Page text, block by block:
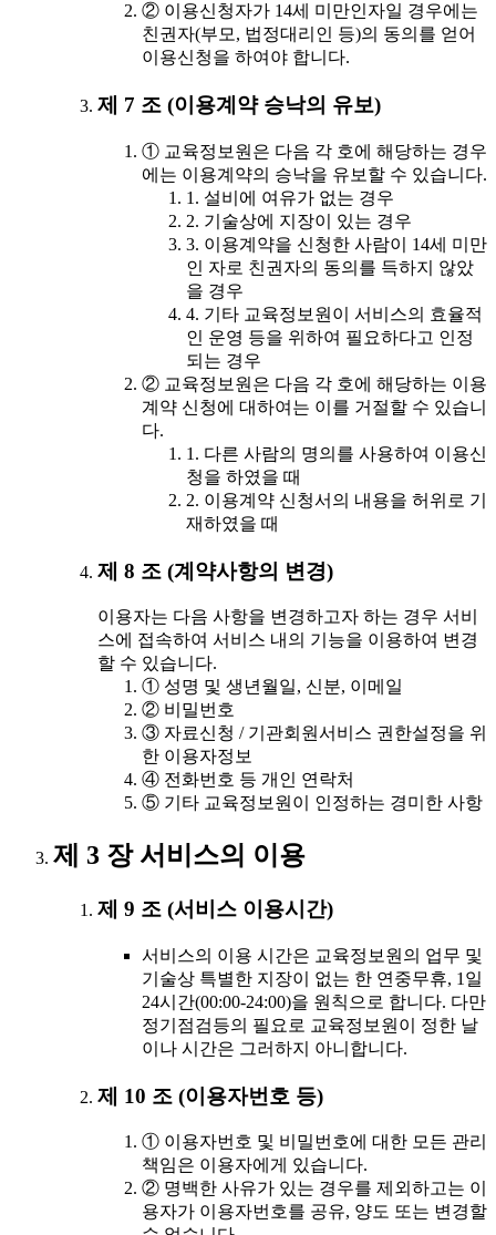
② 이용신청자가 14세 미만인자일 경우에는
친권자(부모, 법정대리인 등)의 동의를 얻어
이용신청을 하여야 합니다.
제 7 조 (이용계약 승낙의 유보)
① 교육정보원은 다음 각 호에 해당하는 경우
에는 이용계약의 승낙을 유보할 수 있습니다.
1. 설비에 여유가 없는 경우
2. 기술상에 지장이 있는 경우
3. 이용계약을 신청한 사람이 14세 미만
인 자로 친권자의 동의를 득하지 않았
을 경우
4. 기타 교육정보원이 서비스의 효율적
인 운영 등을 위하여 필요하다고 인정
되는 경우
② 교육정보원은 다음 각 호에 해당하는 이용
계약 신청에 대하여는 이를 거절할 수 있습니
다.
1. 다른 사람의 명의를 사용하여 이용신
청을 하였을 때
2. 이용계약 신청서의 내용을 허위로 기
재하였을 때
제 8 조 (계약사항의 변경)
이용자는 다음 사항을 변경하고자 하는 경우 서비
스에 접속하여 서비스 내의 기능을 이용하여 변경
할 수 있습니다.
① 성명 및 생년월일, 신분, 이메일
② 비밀번호
③ 자료신청 / 기관회원서비스 권한설정을 위
한 이용자정보
④ 전화번호 등 개인 연락처
⑤ 기타 교육정보원이 인정하는 경미한 사항
제 3 장 서비스의 이용
제 9 조 (서비스 이용시간)
서비스의 이용 시간은 교육정보원의 업무 및
기술상 특별한 지장이 없는 한 연중무휴, 1일
24시간(00:00-24:00)을 원칙으로 합니다. 다만
정기점검등의 필요로 교육정보원이 정한 날
이나 시간은 그러하지 아니합니다.
제 10 조 (이용자번호 등)
① 이용자번호 및 비밀번호에 대한 모든 관리
책임은 이용자에게 있습니다.
② 명백한 사유가 있는 경우를 제외하고는 이
용자가 이용자번호를 공유, 양도 또는 변경할